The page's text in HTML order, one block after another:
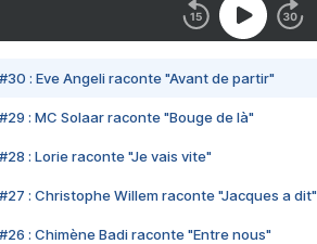
#30 : Eve Angeli raconte "Avant de partir"
#29 : MC Solaar raconte "Bouge de là"
#28 : Lorie raconte "Je vais vite"
#27 : Christophe Willem raconte "Jacques a dit"
#26 : Chimène Badi raconte "Entre nous"